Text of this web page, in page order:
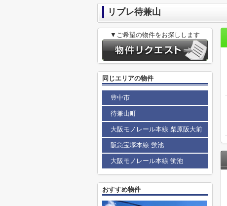
リブレ待兼山
▼ご希望の物件をお探しします
同じエリアの物件
豊中市
待兼山町
大阪モノレール本線 柴原阪大前
阪急宝塚本線 蛍池
大阪モノレール本線 蛍池
おすすめ物件